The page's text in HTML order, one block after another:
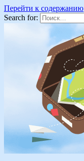
Перейти к содержанию
Search for: